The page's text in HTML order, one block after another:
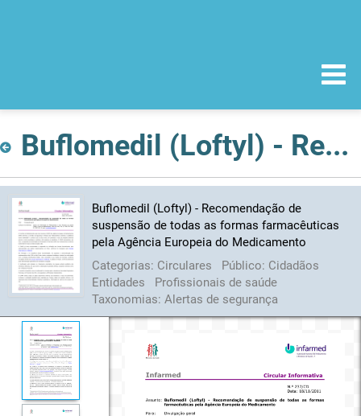
Buflomedil (Loftyl) - Recomendação de suspensão de todas as formas farmacêuticas pela Agência Europeia do Medicamento
Buflomedil (Loftyl) - Recomendação de
suspensão de todas as formas farmacêuticas
pela Agência Europeia do Medicamento
Categorias: Circulares Público: Cidadãos
Entidades
Profissionais de saúde
Taxonomias: Alertas de segurança